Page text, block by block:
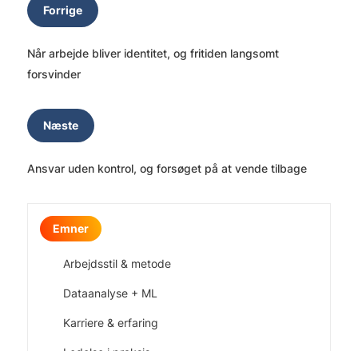
Forrige
Når arbejde bliver identitet, og fritiden langsomt
forsvinder
Næste
Ansvar uden kontrol, og forsøget på at vende tilbage
Emner
Arbejdsstil & metode
Dataanalyse + ML
Karriere & erfaring